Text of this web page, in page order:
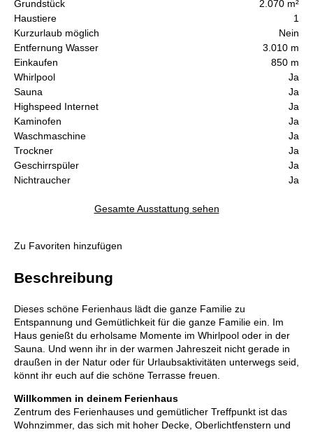
Grundstück
2.070 m²
Haustiere
1
Kurzurlaub möglich
Nein
Entfernung Wasser
3.010 m
Einkaufen
850 m
Whirlpool
Ja
Sauna
Ja
Highspeed Internet
Ja
Kaminofen
Ja
Waschmaschine
Ja
Trockner
Ja
Geschirrspüler
Ja
Nichtraucher
Ja
Gesamte Ausstattung sehen
Zu Favoriten hinzufügen
Beschreibung
Dieses schöne Ferienhaus lädt die ganze Familie zu
Entspannung und Gemütlichkeit für die ganze Familie ein. Im
Haus genießt du erholsame Momente im Whirlpool oder in der
Sauna. Und wenn ihr in der warmen Jahreszeit nicht gerade in
draußen in der Natur oder für Urlaubsaktivitäten unterwegs seid,
könnt ihr euch auf die schöne Terrasse freuen.
Willkommen in deinem Ferienhaus
Zentrum des Ferienhauses und gemütlicher Treffpunkt ist das
Wohnzimmer, das sich mit hoher Decke, Oberlichtfenstern und